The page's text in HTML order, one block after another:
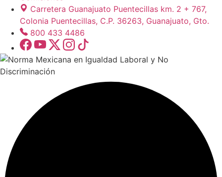
Carretera Guanajuato Puentecillas km. 2 + 767,
Colonia Puentecillas, C.P. 36263, Guanajuato, Gto.
800 433 4486